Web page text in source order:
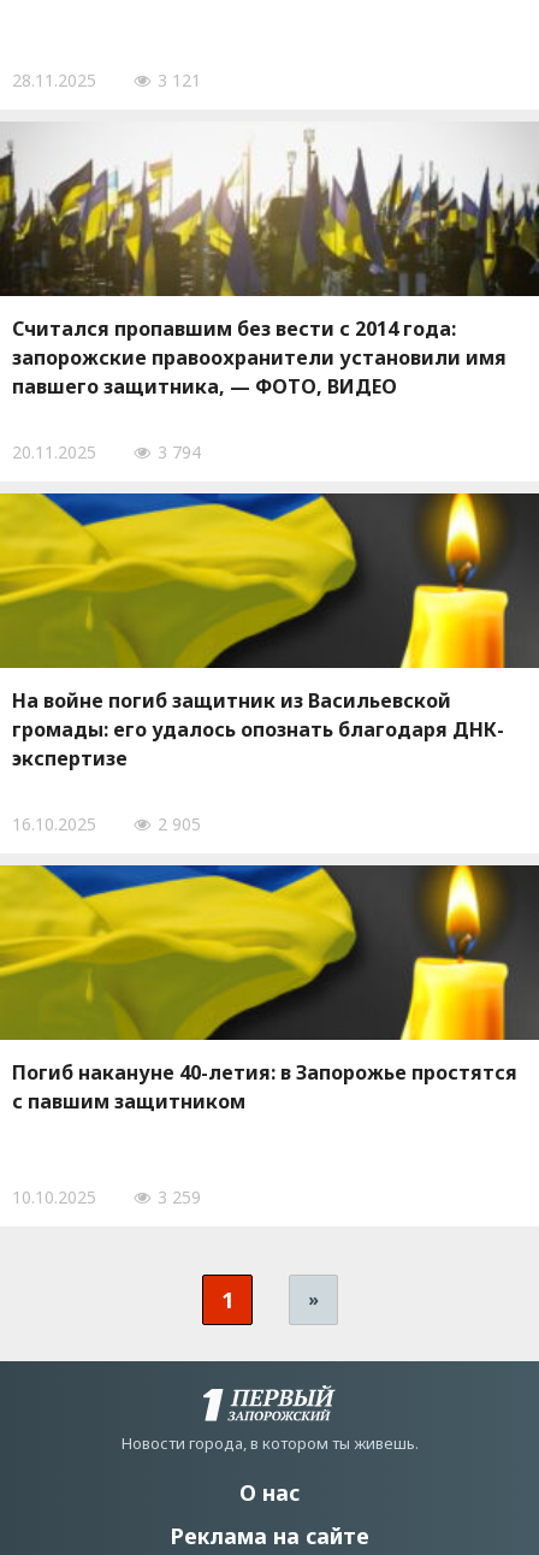
28.11.2025 3 121
Считался пропавшим без вести с 2014 года:
запорожские правоохранители установили имя
павшего защитника, — ФОТО, ВИДЕО
20.11.2025 3 794
На войне погиб защитник из Васильевской
громады: его удалось опознать благодаря ДНК-
экспертизе
16.10.2025 2 905
Погиб накануне 40-летия: в Запорожье простятся
с павшим защитником
10.10.2025 3 259
1 »
Новости города, в котором ты живешь.
О нас
Реклама на сайте